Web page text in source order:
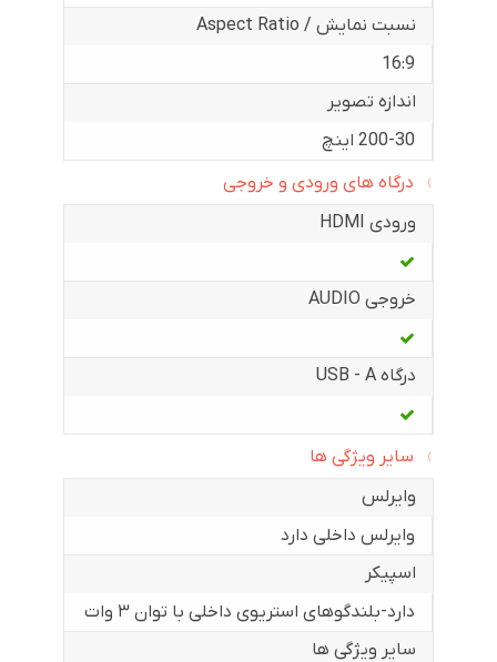
نسبت نمایش / Aspect Ratio
16:9
اندازه تصویر
200-30 اینچ
درگاه های ورودی و خروجی
ورودی HDMI
خروجی AUDIO
درگاه USB - A
سایر ویژگی ها
وایرلس
وایرلس داخلی دارد
اسپیکر
دارد-بلندگوهای استریوی داخلی با توان ۳ وات
سایر ویژگی ها